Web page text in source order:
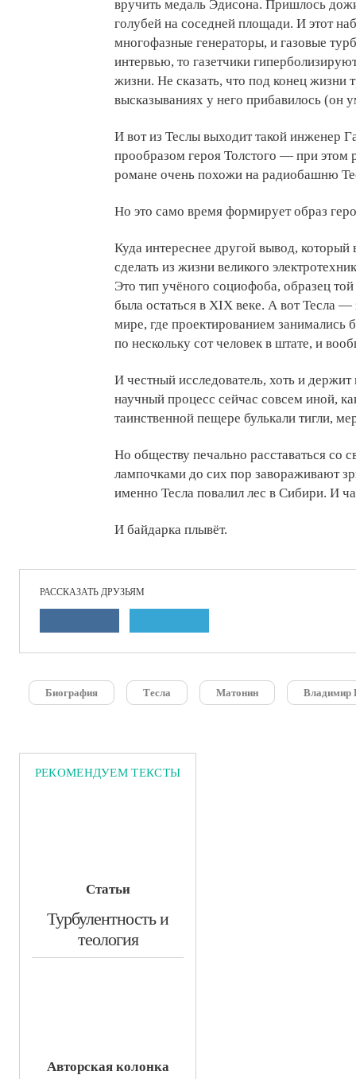
вручить медаль Эдисона. Пришлось
голубей на соседней площади. И этот
многофазные генераторы, и газовые
интервью, то газетчики
жизни. Не сказать, что под конец жизни
высказываниях у него прибавилось (он
И вот из Теслы выходит такой инженер
прообразом героя Толстого — при
романе очень похожи на радиобашню
Но это само время формирует образ
Куда интереснее другой вывод,
сделать из жизни великого
Это тип учёного социофоба, образец
была остаться в XIX веке. А вот Тесла
мире, где проектированием занимались
по нескольку сот человек в штате, и
И честный исследователь, хоть и
научный процесс сейчас совсем иной,
таинственной пещере булькали тигли,
Но обществу печально расставаться со
лампочками до сих пор завораживают
именно Тесла повалил лес в Сибири. И
И байдарка плывёт.
РАССКАЗАТЬ ДРУЗЬЯМ
Биография Тесла Матонин Владимир
РЕКОМЕНДУЕМ ТЕКСТЫ
Статьи
​Турбулентность и
теология
Авторская колонка